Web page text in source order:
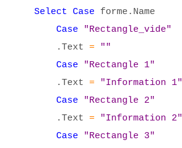
Select Case forme.Name
Case
"Rectangle_vide"
.Text =
""
Case
"Rectangle 1"
.Text =
"Information 1"
Case
"Rectangle 2"
.Text =
"Information 2"
Case
"Rectangle 3"